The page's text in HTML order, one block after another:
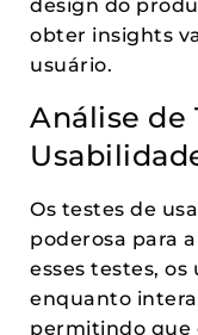
design do
obter insights
usuário.
Análise de
Os testes de
poderosa para
esses testes, os
enquanto
permitindo que